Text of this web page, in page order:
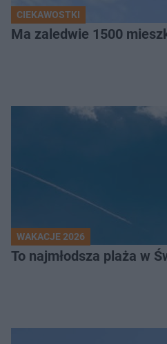
CIEKAWOSTKI
Ma zaledwie 1500
WAKACJE 2026
To najmłodsza plaża w